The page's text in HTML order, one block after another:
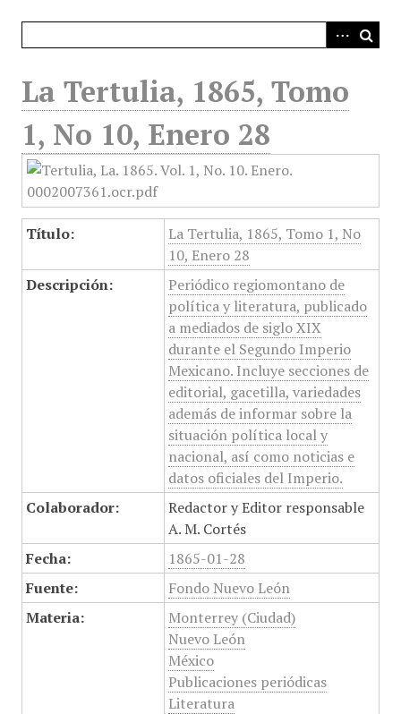
La Tertulia, 1865, Tomo
1, No 10, Enero 28
Título:
La Tertulia, 1865, Tomo 1, No
10, Enero 28
Descripción:
Periódico regiomontano de
política y literatura, publicado
a mediados de siglo XIX
durante el Segundo Imperio
Mexicano. Incluye secciones de
editorial, gacetilla, variedades
además de informar sobre la
situación política local y
nacional, así como noticias e
datos oficiales del Imperio.
Colaborador:
Redactor y Editor responsable
A. M. Cortés
Fecha:
1865-01-28
Fuente:
Fondo Nuevo León
Materia:
Monterrey (Ciudad)
Nuevo León
México
Publicaciones periódicas
Literatura